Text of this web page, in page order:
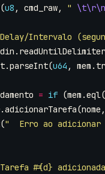
(u8 , cmd_raw, " \t\r\n
Intervalo
.
.parseInt(u64 , mem .
= if (mem .eql(
.adicionarTarefa(nome ,
("  Erro ao
#{d}